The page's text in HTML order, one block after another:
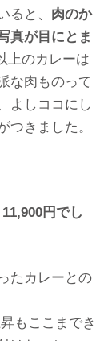
ると、 肉のか
真が目にとま
上のカレーは
な肉ものって
よしココにし
つきました。
円でし
たカレーとの
もここまでき